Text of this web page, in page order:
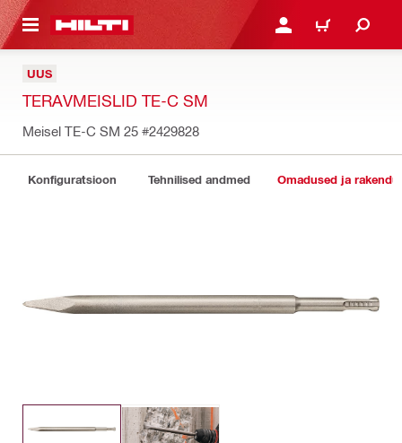
JUURDE LOGI SISSE VÕI
OSTUKORV
UUS
TERAVMEISLID TE-C SM
Meisel TE-C SM 25 #2429828
Konfiguratsioon Tehnilised andmed Omadused ja